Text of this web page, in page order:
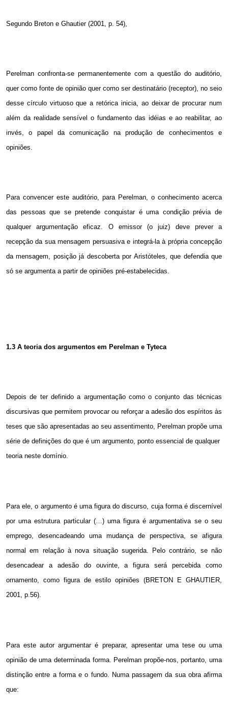
Segundo Breton e Ghautier (2001, p. 54),
Perelman confronta-se permanentemente com a questão do auditório,
quer como fonte de opinião quer como ser destinatário (receptor), no seio
desse círculo virtuoso que a retórica inicia, ao deixar de procurar num
além da realidade sensível o fundamento das idéias e ao reabilitar, ao
invés, o papel da comunicação na produção de conhecimentos e
opiniões.
Para convencer este auditório, para Perelman, o conhecimento acerca
das pessoas que se pretende conquistar é uma condição prévia de
qualquer argumentação eficaz. O emissor (o juiz) deve prever a
recepção da sua mensagem persuasiva e integrá-la à própria concepção
da mensagem, posição já descoberta por Aristóteles, que defendia que
só se argumenta a partir de opiniões pré-estabelecidas.
1.3 A teoria dos argumentos em Perelman e Tyteca
Depois de ter definido a argumentação como o conjunto das técnicas
discursivas que permitem provocar ou reforçar a adesão dos espíritos às
teses que são apresentadas ao seu assentimento, Perelman propõe uma
série de definições do que é um argumento, ponto essencial de qualquer
teoria neste domínio.
Para ele, o argumento é uma figura do discurso, cuja forma é discernível
por uma estrutura particular (…) uma figura é argumentativa se o seu
emprego, desencadeando uma mudança de perspectiva, se afigura
normal em relação à nova situação sugerida. Pelo contrário, se não
desencadear a adesão do ouvinte, a figura será percebida como
ornamento, como figura de estilo opiniões (BRETON E GHAUTIER,
2001, p.56).
Para este autor argumentar é preparar, apresentar uma tese ou uma
opinião de uma determinada forma. Perelman propõe-nos, portanto, uma
distinção entre a forma e o fundo. Numa passagem da sua obra afirma
que: